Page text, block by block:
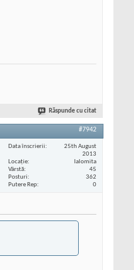
Răspunde cu citat
#7942
Data înscrierii
25th August
2013
Locaţie
Ialomita
Vârstă
45
Posturi
362
Putere Rep
0